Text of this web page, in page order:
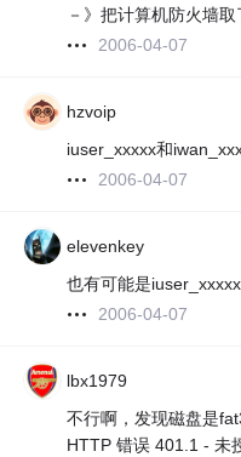
－》把计算机防火墙
2006-04-07
hzvoip
iuser_xxxxx和
2006-04-07
elevenkey
也有可能是
2006-04-07
lbx1979
不行啊，发现磁盘是
HTTP 错误 401.1 - 未